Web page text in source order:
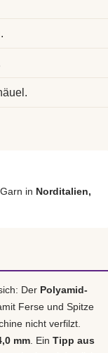
in Norditalien,
Der Polyamid-
Ferse und Spitze
nicht verfilzt.
mm . Ein Tipp aus